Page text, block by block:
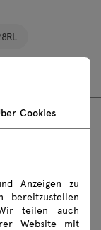
Cookies
Anzeigen zu
bereitzustellen
teilen auch
Website mit